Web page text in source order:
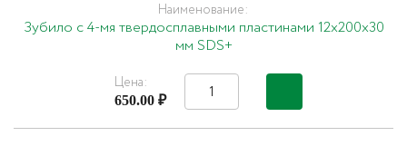
Наименование:
Зубило с 4-мя твердосплавными пластинами 12х200х30
мм SDS+
Цена:
650.00 ₽